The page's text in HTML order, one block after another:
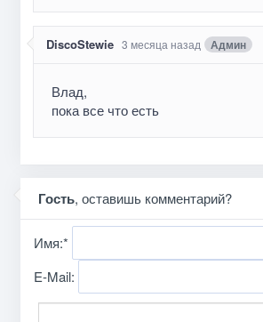
DiscoStewie 3 месяца назад Админ
Влад,
пока все что есть
Гость, оставишь комментарий?
Имя:*
E-Mail: